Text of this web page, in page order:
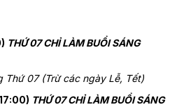
THỨ 07 CHỈ LÀM BUỔI SÁNG
Thứ 07 (Trừ các ngày Lễ, Tết)
THỨ 07 CHỈ LÀM BUỔI SÁNG